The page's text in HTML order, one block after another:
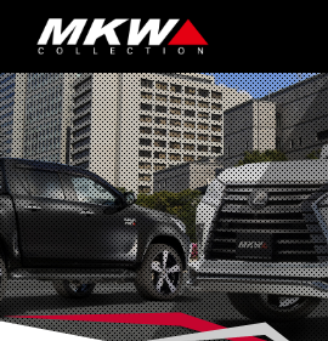
WHAT'S NEW
WHEEL LINEUP
OTHER PRODUCT
PHOTO GALLERY